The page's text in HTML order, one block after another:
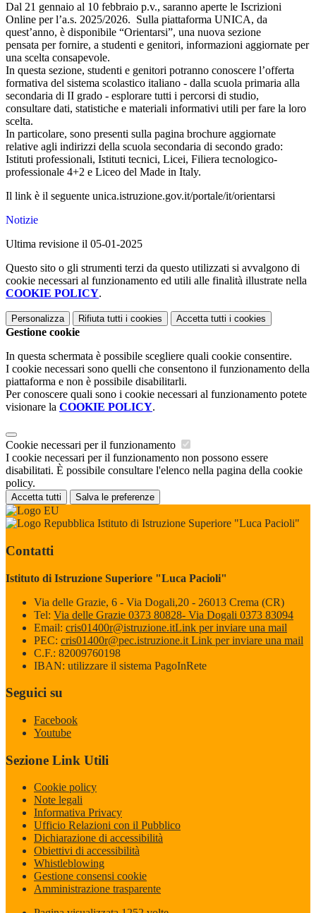
Dal 21 gennaio al 10 febbraio p.v., saranno aperte le Iscrizioni
Online per l’a.s. 2025/2026. Sulla piattaforma UNICA, da
quest’anno, è disponibile “Orientarsi”, una nuova sezione
pensata per fornire, a studenti e genitori, informazioni aggiornate per
una scelta consapevole.
In questa sezione, studenti e genitori potranno conoscere l’offerta
formativa del sistema scolastico italiano - dalla scuola primaria alla
secondaria di II grado - esplorare tutti i percorsi di studio,
consultare dati, statistiche e materiali informativi utili per fare la loro
scelta.
In particolare, sono presenti sulla pagina brochure aggiornate
relative agli indirizzi della scuola secondaria di secondo grado:
Istituti professionali, Istituti tecnici, Licei, Filiera tecnologico-
professionale 4+2 e Liceo del Made in Italy.
Il link è il seguente unica.istruzione.gov.it/portale/it/orientarsi
Notizie
Ultima revisione il 05-01-2025
Questo sito o gli strumenti terzi da questo utilizzati si avvalgono di
cookie necessari al funzionamento ed utili alle finalità illustrate nella
COOKIE POLICY.
Personalizza Rifiuta tutti i cookies Accetta tutti i cookies
Gestione cookie
In questa schermata è possibile scegliere quali cookie consentire.
I cookie necessari sono quelli che consentono il funzionamento della
piattaforma e non è possibile disabilitarli.
Per conoscere quali sono i cookie necessari al funzionamento potete
visionare la COOKIE POLICY.
Cookie necessari per il funzionamento
I cookie necessari per il funzionamento non possono essere
disabilitati. È possibile consultare l'elenco nella pagina della cookie
policy.
Accetta tutti Salva le preferenze
Istituto di Istruzione Superiore "Luca Pacioli"
Contatti
Istituto di Istruzione Superiore "Luca Pacioli"
Via delle Grazie, 6 - Via Dogali,20 - 26013 Crema (CR)
Tel: Via delle Grazie 0373 80828- Via Dogali 0373 83094
Email: cris01400r@istruzione.itLink per inviare una mail
PEC: cris01400r@pec.istruzione.it Link per inviare una mail
C.F.: 82009760198
IBAN: utilizzare il sistema PagoInRete
Seguici su
Facebook
Youtube
Sezione Link Utili
Cookie policy
Note legali
Informativa Privacy
Ufficio Relazioni con il Pubblico
Dichiarazione di accessibilità
Obiettivi di accessibilità
Whistleblowing
Gestione consensi cookie
Amministrazione trasparente